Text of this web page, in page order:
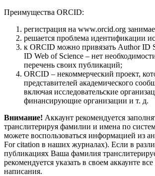
Преимущества ORCID:
регистрация на www.orcid.org
решается проблема идентификации
к ORCID можно привязать Author ID
ID Web of Science – нет
перечень своих публикаций;
ORCID – некоммерческий проект,
представителей академического
включая исследовательские
финансирующие организации и т. д.
Внимание! Аккаунт рекомендуется
транслитерируя фамилии и имена по
можете воспользоваться информацией из
For citation в наших журналах). Если в
публикациях Ваша фамилия
рекомендуется указать в своем аккаунте
написания.